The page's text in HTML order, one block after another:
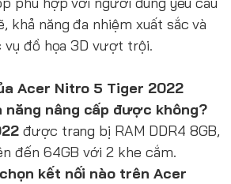
khả năng đa nhiệm xuất sắc và
vụ đồ họa 3D vượt trội.
Acer Nitro 5 Tiger 2022
năng nâng cấp được không?
được trang bị RAM DDR4 8GB,
đến 64GB với 2 khe cắm.
kết nối nào trên Acer